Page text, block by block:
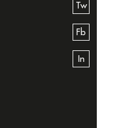
Tw
Fb
In